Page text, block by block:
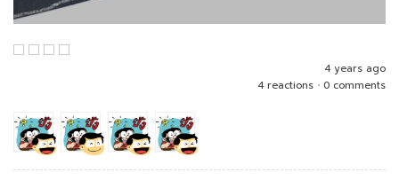
4 years ago
4 reactions • 0 comments